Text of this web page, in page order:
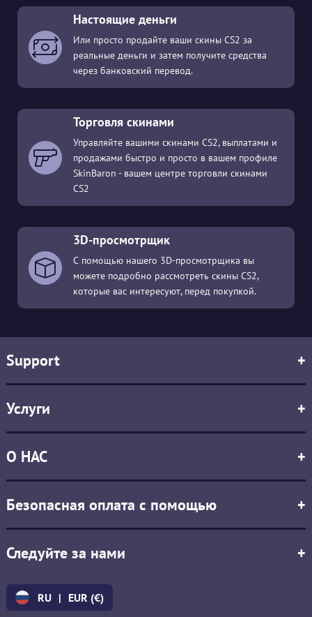
Настоящие деньги
Или просто продайте ваши скины CS2 за
реальные деньги и затем получите средства
через банковский перевод.
Торговля скинами
Управляйте вашими скинами CS2, выплатами и
продажами быстро и просто в вашем профиле
SkinBaron - вашем центре торговли скинами
CS2
3D-просмотрщик
С помощью нашего 3D-просмотрщика вы
можете подробно рассмотреть скины CS2,
которые вас интересуют, перед покупкой.
Support +
Услуги +
О НАС +
Безопасная оплата с помощью +
Следуйте за нами +
RU | EUR (€)